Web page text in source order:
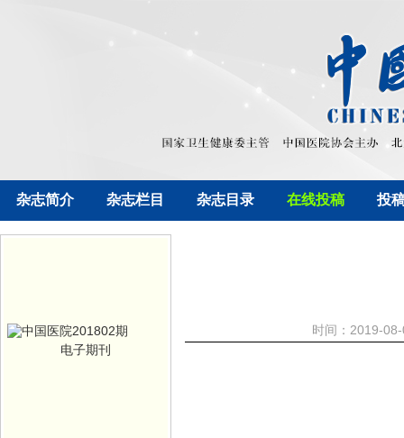
杂志简介 杂志栏目 杂志目录 在线投稿 投
电子期刊
时间：2019-